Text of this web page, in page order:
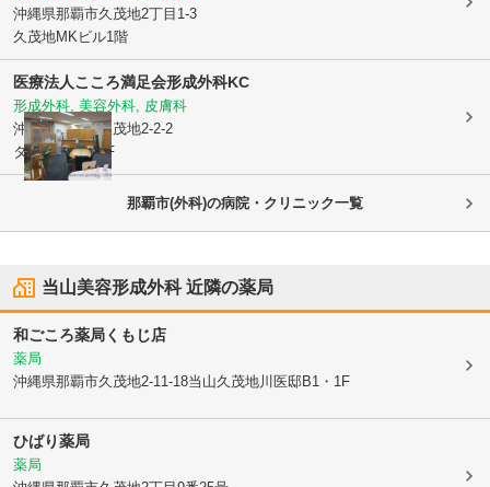
沖縄県那覇市久茂地2丁目1-3
久茂地MKビル1階
医療法人こころ満足会形成外科KC
形成外科, 美容外科, 皮膚科
沖縄県那覇市久茂地2-2-2
タイムスビル6F
那覇市(外科)の病院・クリニック一覧
当山美容形成外科近隣の薬局
和ごころ薬局くもじ店
薬局
沖縄県那覇市久茂地2-11-18当山久茂地川医邸B1・1F
ひばり薬局
薬局